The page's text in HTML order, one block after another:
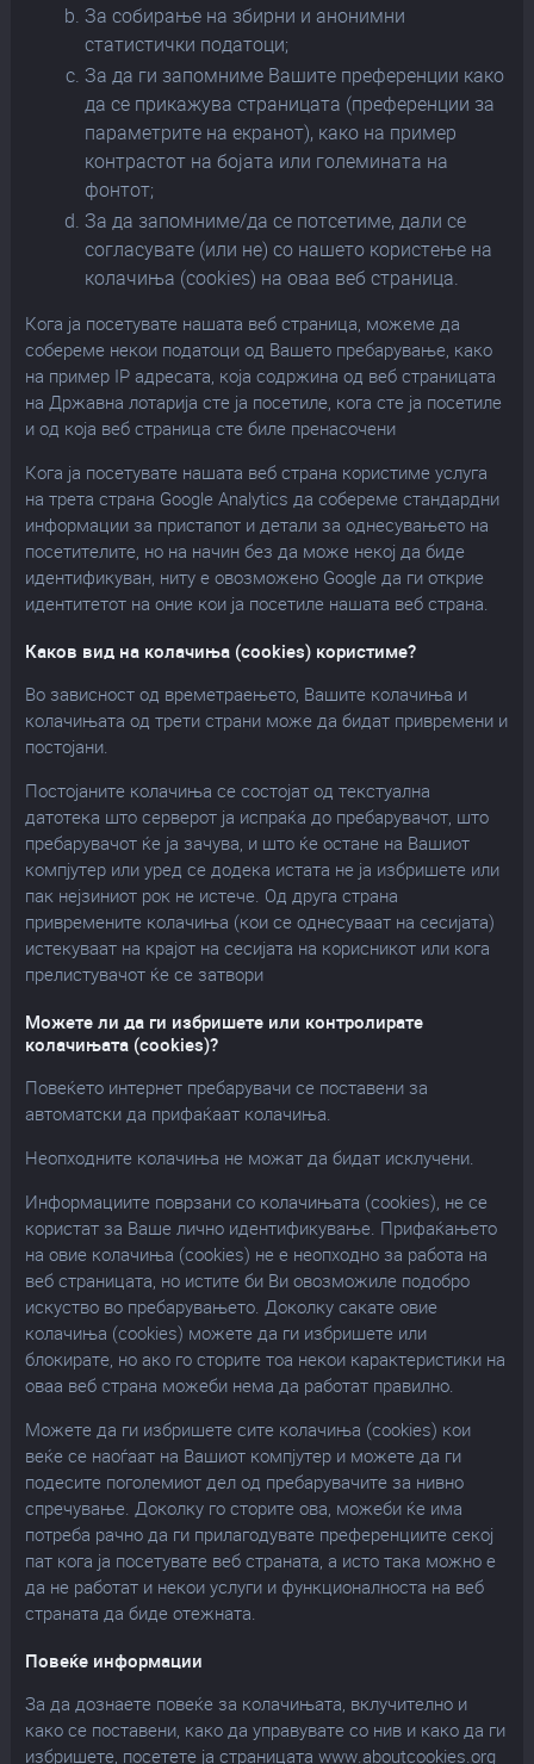
За собирање на збирни и анонимни
статистички податоци;
За да ги запомниме Вашите преференции како
да се прикажува страницата (преференции за
параметрите на екранот), како на пример
контрастот на бојата или големината на
фонтот;
За да запомниме/да се потсетиме, дали се
согласувате (или не) со нашето користење на
колачиња (cookies) на оваа веб страница.
Кога ја посетувате нашата веб страница, можеме да
собереме некои податоци од Вашето пребарување, како
на пример IP адресата, која содржина од веб страницата
на Државна лотарија сте ја посетиле, кога сте ја посетиле
и од која веб страница сте биле пренасочени
Кога ја посетувате нашата веб страна користиме услуга
на трета страна Google Analytics да собереме стандардни
информации за пристапот и детали за однесувањето на
посетителите, но на начин без да може некој да биде
идентификуван, ниту е овозможено Google да ги открие
идентитетот на оние кои ја посетиле нашата веб страна.
Каков вид на колачиња (cookies) користиме?
Во зависност од времетраењето, Вашите колачиња и
колачињата од трети страни може да бидат привремени и
постојани.
Постојаните колачиња се состојат од текстуална
датотека што серверот ја испраќа до пребарувачот, што
пребарувачот ќе ја зачува, и што ќе остане на Вашиот
компјутер или уред се додека истата не ја избришете или
пак нејзиниот рок не истече. Од друга страна
привремените колачиња (кои се однесуваат на сесијата)
истекуваат на крајот на сесијата на корисникот или кога
прелистувачот ќе се затвори
Можете ли да ги избришете или контролирате
колачињата (cookies)?
Повеќето интернет пребарувачи се поставени за
автоматски да прифаќаат колачиња.
Неопходните колачиња не можат да бидат исклучени.
Информациите поврзани со колачињата (cookies), не се
користат за Ваше лично идентификување. Прифаќањето
на овие колачиња (cookies) не е неопходно за работа на
веб страницата, но истите би Ви овозможиле подобро
искуство во пребарувањето. Доколку сакате овие
колачиња (cookies) можете да ги избришете или
блокирате, но ако го сторите тоа некои карактеристики на
оваа веб страна можеби нема да работат правилно.
Можете да ги избришете сите колачиња (cookies) кои
веќе се наоѓаат на Вашиот компјутер и можете да ги
подесите поголемиот дел од пребарувачите за нивно
спречување. Доколку го сторите ова, можеби ќе има
потреба рачно да ги прилагодувате преференциите секој
пат кога ja посетувате веб страната, а исто така можно е
да не работат и некои услуги и функционалноста на веб
страната да биде отежната.
Повеќе информации
За да дознаете повеќе за колачињата, вклучително и
како се поставени, како да управувате со нив и како да ги
избришете, посетете ја страницата www.aboutcookies.org